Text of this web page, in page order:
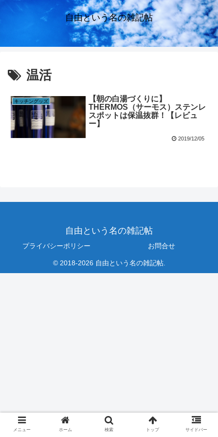
自由という名の雑記帖
温活
キッチングッズ
【朝の白湯づくりに】
THERMOS（サーモス）ステンレ
スポットは保温抜群！【レビュ
ー】
2019/12/05
自由という名の雑記帖
プライバシーポリシー お問合せ
© 2018-2026 自由という名の雑記帖.
メニュー ホーム 検索 トップ サイドバー